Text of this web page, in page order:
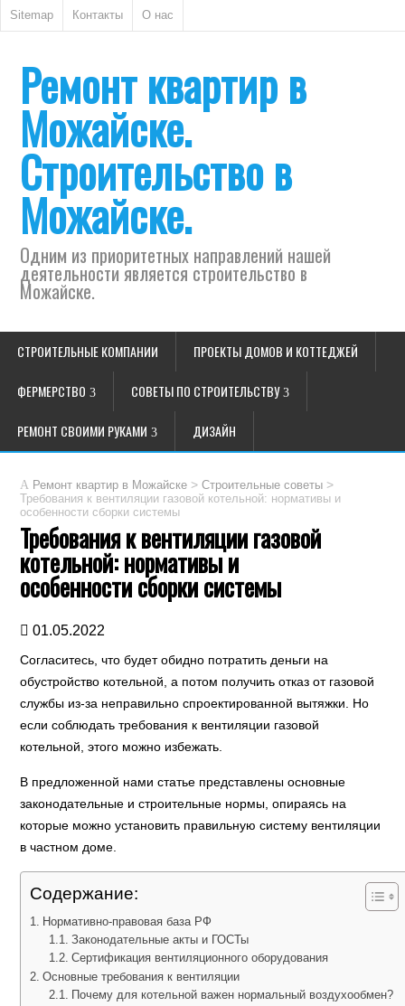
Sitemap Контакты О нас
Ремонт квартир в
Можайске.
Строительство в
Можайске.
Одним из приоритетных направлений нашей
деятельности является строительство в
Можайске.
СТРОИТЕЛЬНЫЕ КОМПАНИИ ПРОЕКТЫ ДОМОВ И КОТТЕДЖЕЙ
ФЕРМЕРСТВО СОВЕТЫ ПО СТРОИТЕЛЬСТВУ
РЕМОНТ СВОИМИ РУКАМИ ДИЗАЙН
Ремонт квартир в Можайске >Строительные советы >
Требования к вентиляции газовой котельной: нормативы и
особенности сборки системы
Требования к вентиляции газовой
котельной: нормативы и
особенности сборки системы
01.05.2022
Согласитесь, что будет обидно потратить деньги на
обустройство котельной, а потом получить отказ от газовой
службы из-за неправильно спроектированной вытяжки. Но
если соблюдать требования к вентиляции газовой
котельной, этого можно избежать.
В предложенной нами статье представлены основные
законодательные и строительные нормы, опираясь на
которые можно установить правильную систему вентиляции
в частном доме.
Содержание:
Нормативно-правовая база РФ
Законодательные акты и ГОСТы
Сертификация вентиляционного оборудования
Основные требования к вентиляции
Почему для котельной важен нормальный воздухообмен?